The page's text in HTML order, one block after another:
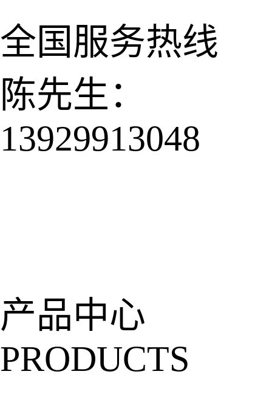
全国服务热线
陈先生：
13929913048
产品中心
PRODUCTS